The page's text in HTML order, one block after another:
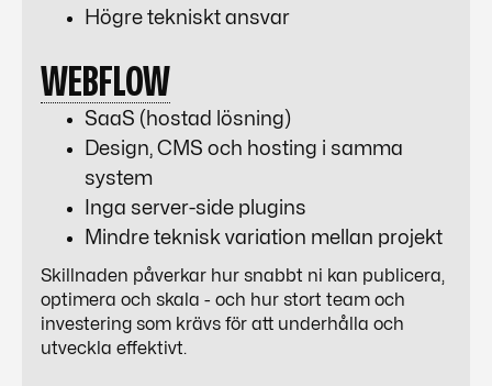
Högre tekniskt ansvar
WEBFLOW
SaaS (hostad lösning)
Design, CMS och hosting i samma
system
Inga server-side plugins
Mindre teknisk variation mellan projekt
Skillnaden påverkar hur snabbt ni kan publicera,
optimera och skala - och hur stort team och
investering som krävs för att underhålla och
utveckla effektivt.